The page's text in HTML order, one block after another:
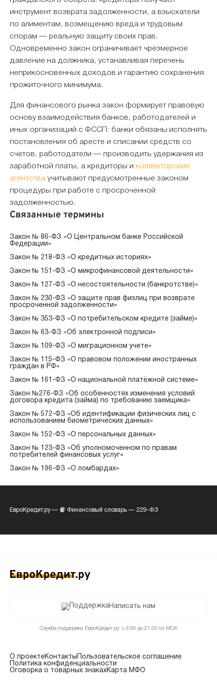
инструмент возврата задолженности, а взыскатели
по алиментам, возмещению вреда и трудовым
спорам — реальную защиту своих прав.
Одновременно закон ограничивает чрезмерное
давление на должника, устанавливая перечень
неприкосновенных доходов и гарантию сохранения
прожиточного минимума.
Для финансового рынка закон формирует правовую
основу взаимодействия банков, работодателей и
иных организаций с ФССП: банки обязаны исполнять
постановления об аресте и списании средств со
счетов, работодатели — производить удержания из
заработной платы, а кредиторы и коллекторские
агентства учитывают предусмотренные законом
процедуры при работе с просроченной
задолженностью.
Связанные термины
Закон № 86-ФЗ «О Центральном банке Российской
Федерации»
Закон № 218-ФЗ «О кредитных историях»
Закон № 151-ФЗ «О микрофинансовой деятельности»
Закон № 127-ФЗ «О несостоятельности (банкротстве)»
Закон № 230-ФЗ «О защите прав физлиц при возврате
просроченной задолженности»
Закон № 353-ФЗ «О потребительском кредите (займе)»
Закон № 63-ФЗ «Об электронной подписи»
Закон № 109-ФЗ «О миграционном учете»
Закон № 115-ФЗ «О правовом положении иностранных
граждан в РФ»
Закон № 161-ФЗ «О национальной платёжной системе»
Закон №276-ФЗ «Об особенностях изменения условий
договора кредита (займа) по требованию заемщика»
Закон № 572-ФЗ «Об идентификации физических лиц с
использованием биометрических данных»
Закон № 152-ФЗ «О персональных данных»
Закон № 123-ФЗ «Об уполномоченном по правам
потребителей финансовых услуг»
Закон № 196-ФЗ «О ломбардах»
ЕвроКредит.ру— 📙 Финансовый словарь — 229-ФЗ
Написать нам
Служба поддержки ЕвроКредит.ру: с 9:00 до 21:00 по МСК
О проектеКонтакты Пользовательское соглашение
Политика конфиденциальности
Оговорка о товарных знакахКарта МФО